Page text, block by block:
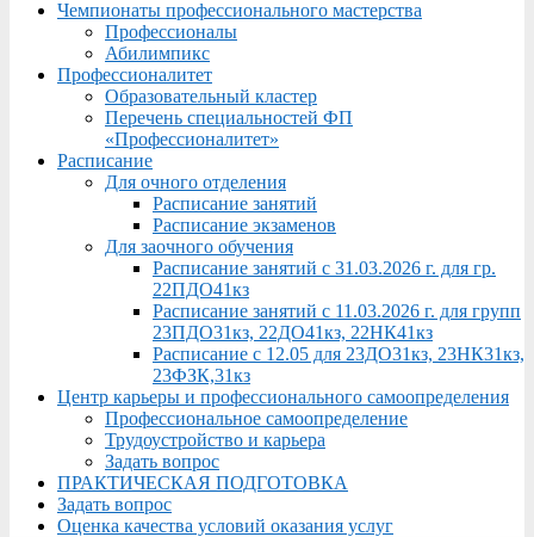
Чемпионаты профессионального мастерства
Профессионалы
Абилимпикс
Профессионалитет
Образовательный кластер
Перечень специальностей ФП
«Профессионалитет»
Расписание
Для очного отделения
Расписание занятий
Расписание экзаменов
Для заочного обучения
Расписание занятий с 31.03.2026 г. для гр.
22ПДО41кз
Расписание занятий с 11.03.2026 г. для групп
23ПДО31кз, 22ДО41кз, 22НК41кз
Расписание с 12.05 для 23ДО31кз, 23НК31кз,
23ФЗК,31кз
Центр карьеры и профессионального самоопределения
Профессиональное самоопределение
Трудоустройство и карьера
Задать вопрос
ПРАКТИЧЕСКАЯ ПОДГОТОВКА
Задать вопрос
Оценка качества условий оказания услуг